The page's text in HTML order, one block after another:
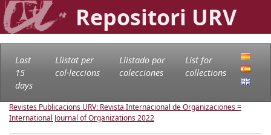
Repositori URV
Last
15
days
Llistat per
col·leccions
Llistado por
colecciones
List for
collections
Revistes Publicacions URV: Revista Internacional de Organizaciones =
International Journal of Organizations2022